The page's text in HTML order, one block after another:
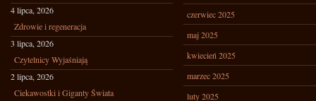
4 lipca, 2026
Zdrowie i regeneracja
3 lipca, 2026
Czytelnicy Wyjaśniają
2 lipca, 2026
Ciekawostki i Giganty Świata
czerwiec 2025
maj 2025
kwiecień 2025
marzec 2025
luty 2025